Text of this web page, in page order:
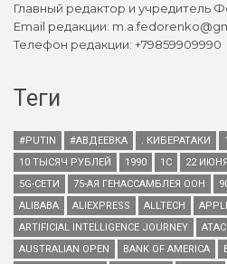
Главный редактор и учредитель
Email редакции:
Телефон редакции: +79859909990
Теги
#PUTIN #АВДЕЕВКА . КИБЕРАТАКИ
10 ТЫСЯЧ РУБЛЕЙ
1990 1С 22 ИЮНЯ
5G-СЕТИ
75-АЯ ГЕНАССАМБЛЕЯ ООН
ALIBABA
ALIEXPRESS ALLTECH
ARTIFICIAL INTELLIGENCE JOURNEY
AUSTRALIAN OPEN
BANK OF AMERICA